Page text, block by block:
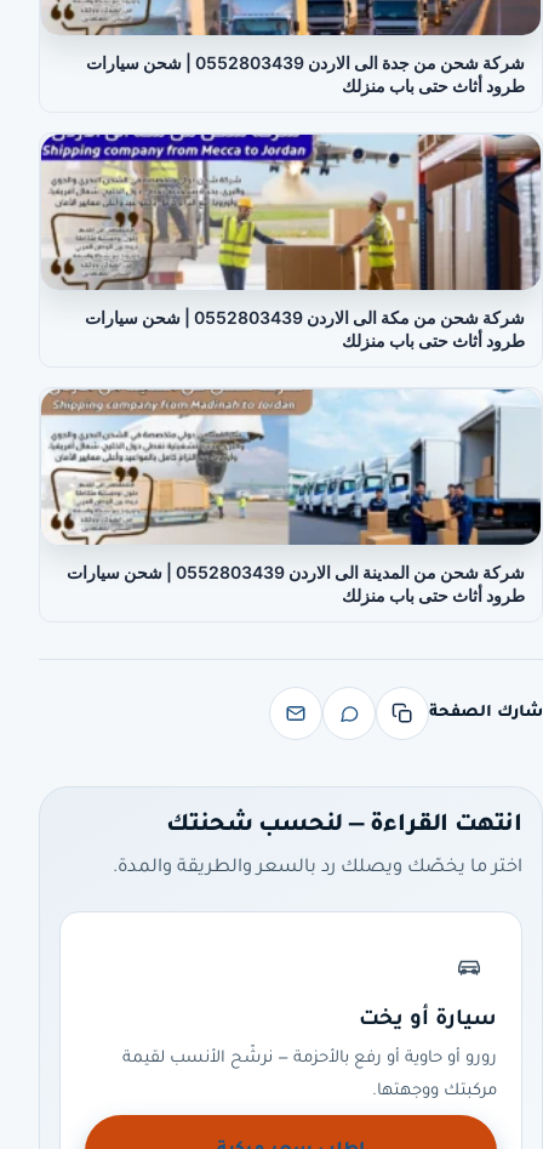
شركة شحن من جدة الى الاردن 0552803439 | شحن سيارات
طرود أثاث حتى باب منزلك
شركة شحن من مكة الى الاردن 0552803439 | شحن سيارات
طرود أثاث حتى باب منزلك
شركة شحن من المدينة الى الاردن 0552803439 | شحن سيارات
طرود أثاث حتى باب منزلك
شارك الصفحة
انتهت القراءة — لنحسب شحنتك
اختر ما يخصّك ويصلك رد بالسعر والطريقة والمدة.
سيارة أو يخت
رورو أو حاوية أو رفع بالأحزمة — نرشّح الأنسب لقيمة
مركبتك ووجهتها.